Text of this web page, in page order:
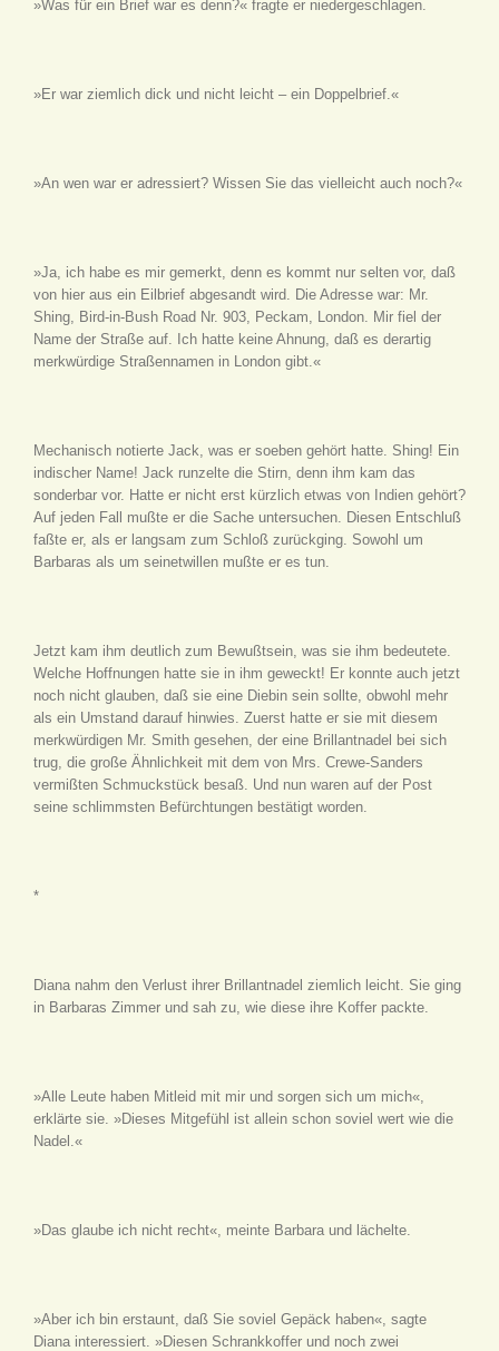
»Was für ein Brief war es denn?« fragte er niedergeschlagen.
»Er war ziemlich dick und nicht leicht – ein Doppelbrief.«
»An wen war er adressiert? Wissen Sie das vielleicht auch noch?«
»Ja, ich habe es mir gemerkt, denn es kommt nur selten vor, daß
von hier aus ein Eilbrief abgesandt wird. Die Adresse war: Mr.
Shing, Bird-in-Bush Road Nr. 903, Peckam, London. Mir fiel der
Name der Straße auf. Ich hatte keine Ahnung, daß es derartig
merkwürdige Straßennamen in London gibt.«
Mechanisch notierte Jack, was er soeben gehört hatte. Shing! Ein
indischer Name! Jack runzelte die Stirn, denn ihm kam das
sonderbar vor. Hatte er nicht erst kürzlich etwas von Indien gehört?
Auf jeden Fall mußte er die Sache untersuchen. Diesen Entschluß
faßte er, als er langsam zum Schloß zurückging. Sowohl um
Barbaras als um seinetwillen mußte er es tun.
Jetzt kam ihm deutlich zum Bewußtsein, was sie ihm bedeutete.
Welche Hoffnungen hatte sie in ihm geweckt! Er konnte auch jetzt
noch nicht glauben, daß sie eine Diebin sein sollte, obwohl mehr
als ein Umstand darauf hinwies. Zuerst hatte er sie mit diesem
merkwürdigen Mr. Smith gesehen, der eine Brillantnadel bei sich
trug, die große Ähnlichkeit mit dem von Mrs. Crewe-Sanders
vermißten Schmuckstück besaß. Und nun waren auf der Post
seine schlimmsten Befürchtungen bestätigt worden.
*
Diana nahm den Verlust ihrer Brillantnadel ziemlich leicht. Sie ging
in Barbaras Zimmer und sah zu, wie diese ihre Koffer packte.
»Alle Leute haben Mitleid mit mir und sorgen sich um mich«,
erklärte sie. »Dieses Mitgefühl ist allein schon soviel wert wie die
Nadel.«
»Das glaube ich nicht recht«, meinte Barbara und lächelte.
»Aber ich bin erstaunt, daß Sie soviel Gepäck haben«, sagte
Diana interessiert. »Diesen Schrankkoffer und noch zwei